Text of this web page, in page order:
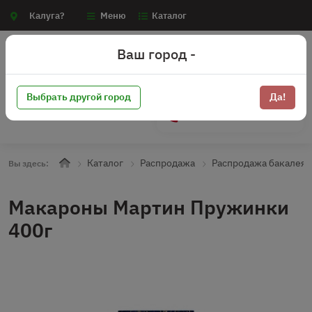
Калуга? Меню Каталог
Вы здесь: Каталог Распродажа Распродажа бакалея
Макароны Мартин Пружинки
400г
Ваш город -
Выбрать другой город Да!